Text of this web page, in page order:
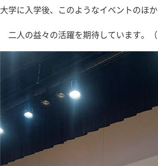
大学に入学後、このようなイベントのほ
二人の益々の活躍を期待しています。（